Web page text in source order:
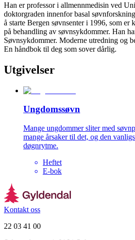
Han er professor i allmennmedisin ved
doktorgraden innenfor basal
å starte Bergen søvnsenter i 1996, som er
på behandling av søvnsykdommer. Han
Søvnsykdommer. Moderne utredning og
En håndbok til deg som sover dårlig.
Utgivelser
Ungdomssøvn
Mange ungdommer sliter med
mange årsaker til det, og den
døgnrytme.
Heftet
E-bok
Kontakt oss
22 03 41 00